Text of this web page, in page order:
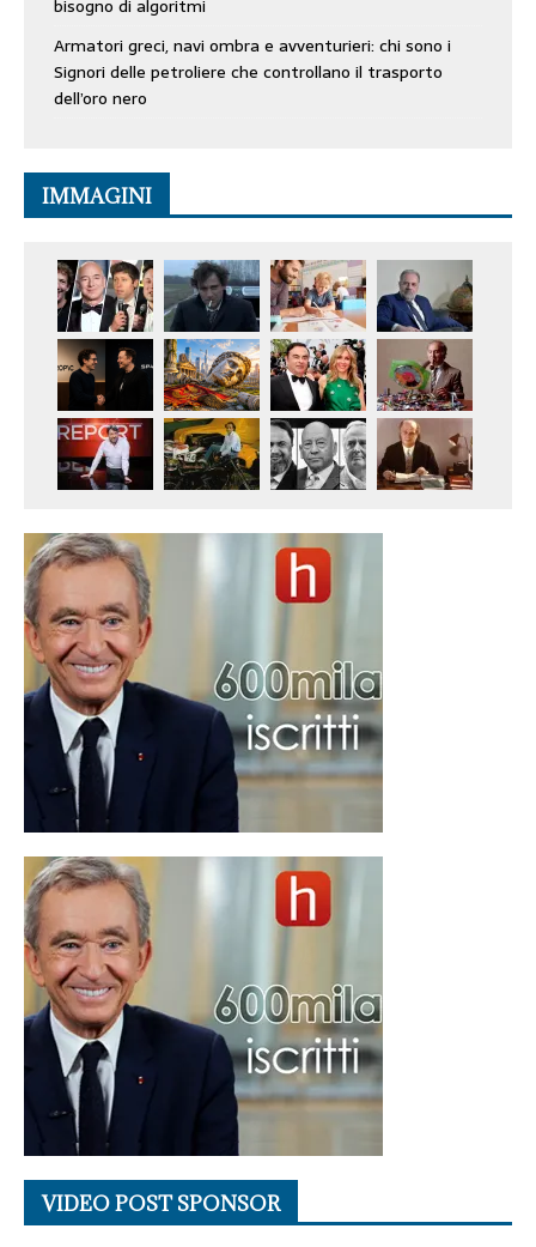
bisogno di algoritmi
Armatori greci, navi ombra e avventurieri: chi sono i
Signori delle petroliere che controllano il trasporto
dell’oro nero
IMMAGINI
VIDEO POST SPONSOR